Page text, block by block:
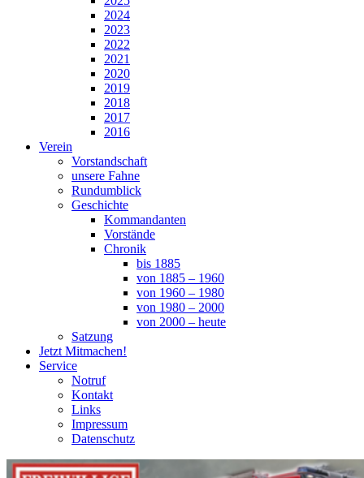
2024
2023
2022
2021
2020
2019
2018
2017
2016
Verein
Vorstandschaft
unsere Fahne
Rundumblick
Geschichte
Kommandanten
Vorstände
Chronik
bis 1885
von 1885 – 1960
von 1960 – 1980
von 1980 – 2000
von 2000 – heute
Satzung
Jetzt Mitmachen!
Service
Notruf
Kontakt
Links
Impressum
Datenschutz